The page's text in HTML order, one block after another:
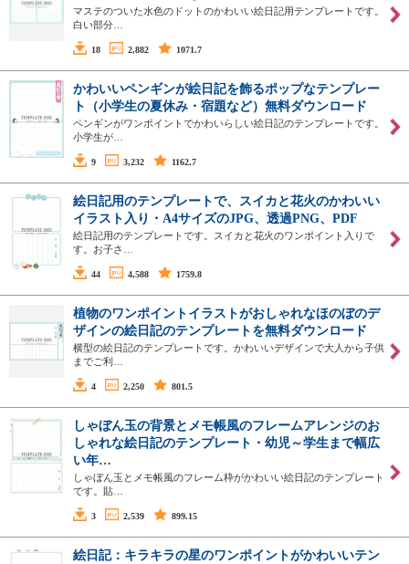
マステのついた水色のドットのかわいい絵日記用テンプレートです。
白い部分…
18 2,882 1071.7
かわいいペンギンが絵日記を飾るポップなテンプレー
ト（小学生の夏休み・宿題など）無料ダウンロード
ペンギンがワンポイントでかわいらしい絵日記のテンプレートです。
小学生が…
9 3,232 1162.7
絵日記用のテンプレートで、スイカと花火のかわいい
イラスト入り・A4サイズのJPG、透過PNG、PDF
絵日記用のテンプレートです。スイカと花火のワンポイント入りで
す。お子さ…
44 4,588 1759.8
植物のワンポイントイラストがおしゃれなほのぼのデ
ザインの絵日記のテンプレートを無料ダウンロード
横型の絵日記のテンプレートです。かわいいデザインで大人から子供
までご利…
4 2,250 801.5
しゃぼん玉の背景とメモ帳風のフレームアレンジのお
しゃれな絵日記のテンプレート・幼児～学生まで幅広
い年…
しゃぼん玉とメモ帳風のフレーム枠がかわいい絵日記のテンプレート
です。貼…
3 2,539 899.15
絵日記：キラキラの星のワンポイントがかわいいテン